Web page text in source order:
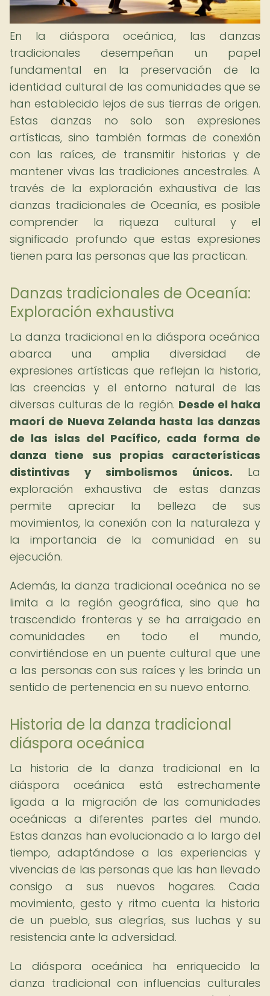
En la diáspora oceánica, las danzas
tradicionales desempeñan un papel
fundamental en la preservación de la
identidad cultural de las comunidades que se
han establecido lejos de sus tierras de origen.
Estas danzas no solo son expresiones
artísticas, sino también formas de conexión
con las raíces, de transmitir historias y de
mantener vivas las tradiciones ancestrales. A
través de la exploración exhaustiva de las
danzas tradicionales de Oceanía, es posible
comprender la riqueza cultural y el
significado profundo que estas expresiones
tienen para las personas que las practican.
Danzas tradicionales de Oceanía:
Exploración exhaustiva
La danza tradicional en la diáspora oceánica
abarca una amplia diversidad de
expresiones artísticas que reflejan la historia,
las creencias y el entorno natural de las
diversas culturas de la región. Desde el haka
maorí de Nueva Zelanda hasta las danzas
de las islas del Pacífico, cada forma de
danza tiene sus propias características
distintivas y simbolismos únicos. La
exploración exhaustiva de estas danzas
permite apreciar la belleza de sus
movimientos, la conexión con la naturaleza y
la importancia de la comunidad en su
ejecución.
Además, la danza tradicional oceánica no se
limita a la región geográfica, sino que ha
trascendido fronteras y se ha arraigado en
comunidades en todo el mundo,
convirtiéndose en un puente cultural que une
a las personas con sus raíces y les brinda un
sentido de pertenencia en su nuevo entorno.
Historia de la danza tradicional
diáspora oceánica
La historia de la danza tradicional en la
diáspora oceánica está estrechamente
ligada a la migración de las comunidades
oceánicas a diferentes partes del mundo.
Estas danzas han evolucionado a lo largo del
tiempo, adaptándose a las experiencias y
vivencias de las personas que las han llevado
consigo a sus nuevos hogares. Cada
movimiento, gesto y ritmo cuenta la historia
de un pueblo, sus alegrías, sus luchas y su
resistencia ante la adversidad.
La diáspora oceánica ha enriquecido la
danza tradicional con influencias culturales